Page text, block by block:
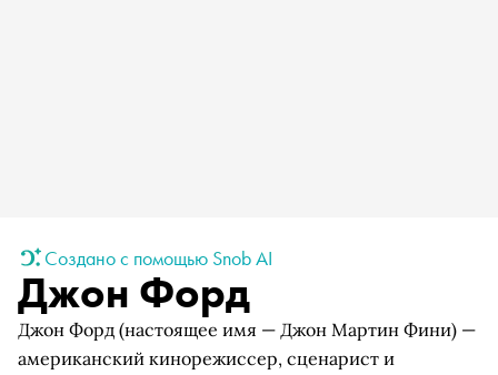
Создано с помощью Snob AI
Джон Форд
Джон Форд (настоящее имя — Джон Мартин Фини) —
американский кинорежиссер, сценарист и